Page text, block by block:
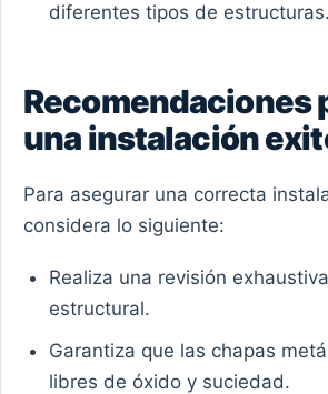
diferentes tipos de estructuras.
Recomendaciones
una instalación
Para asegurar una correcta
considera lo siguiente:
Realiza una revisión
estructural.
Garantiza que las chapas
libres de óxido y suciedad.